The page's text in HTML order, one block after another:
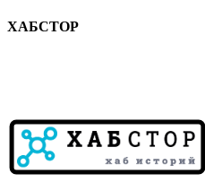
ХАБСТОР